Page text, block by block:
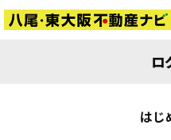
ロ
はじ